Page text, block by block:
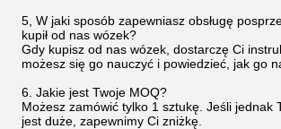
5, W jaki sposób zapewniasz obsługę
kupił od nas wózek?
Gdy kupisz od nas wózek, dostarczę Ci
możesz się go nauczyć i powiedzieć, jak go
6. Jakie jest Twoje MOQ?
Możesz zamówić tylko 1 sztukę. Jeśli jednak
jest duże, zapewnimy Ci zniżkę.